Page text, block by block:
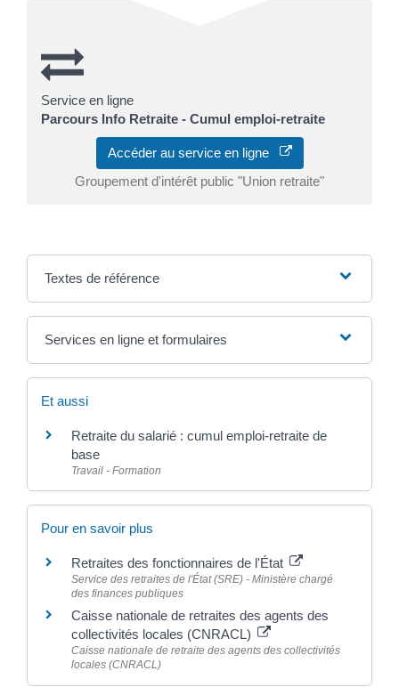
Service en ligne
Parcours Info Retraite - Cumul emploi-retraite
Accéder au service en ligne
Groupement d'intérêt public "Union retraite"
Textes de référence
Services en ligne et formulaires
Et aussi
Retraite du salarié : cumul emploi-retraite de
base
Travail - Formation
Pour en savoir plus
Retraites des fonctionnaires de l'État
Service des retraites de l'État (SRE) - Ministère chargé
des finances publiques
Caisse nationale de retraites des agents des
collectivités locales (CNRACL)
Caisse nationale de retraite des agents des collectivités
locales (CNRACL)